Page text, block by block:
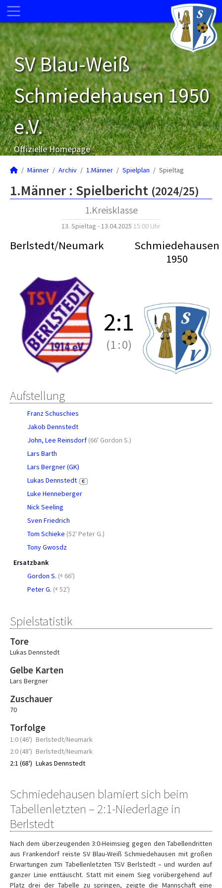
SV Blau-Weiß
Schmiedehausen 1950
e.V.
Offizielle Homepage
Männer Archiv 1.Männer Spielplan Spieltag
1.Männer : Spielbericht (2024/25)
1.Kreisklasse
13. Spieltag - 13.04.2025 15:00 Uhr
Berlstedt/Neumark
Schmiedehausen
1950
2:1
(1:0)
Aufstellung
Franz Schuschies
Jakob Dennstedt
John, Lee Reinsdorf (66' Gordon S.)
Lars Barth
Lars Bergner (GK)
Lukas Dennstedt
C
Luke Henneberger
Nick Seeling
Sven Friedrich
Tom Schieke (52' Peter G.)
Tony Gwosdz
Ersatzbank
Gordon S. ( 66')
Peter G. ( 52')
Spielstatistik
Tore
Lukas Dennstedt
Gelbe Karten
Lars Bergner
Zuschauer
70
Torfolge
1:0 (46') Berlstedt/Neumark
2:0 (48') Berlstedt/Neumark
2:1 (68') Lukas Dennstedt
Schmiedehausen blamiert sich beim
Tabellenletzten – 2:1-Niederlage in
Berlstedt
Nach dem überzeugenden 3:0-Heimsieg gegen den Tabellendritten
aus Frankendorf reiste SV Blau-Weiß Schmiedehausen mit großen
Erwartungen zum Tabellenletzten TSV Berlstedt – und wurden auf
ganzer Linie enttäuscht. Statt mit einem Sieg vorübergehend auf
Platz drei der Tabelle zu springen, zeigte die Mannschaft eine